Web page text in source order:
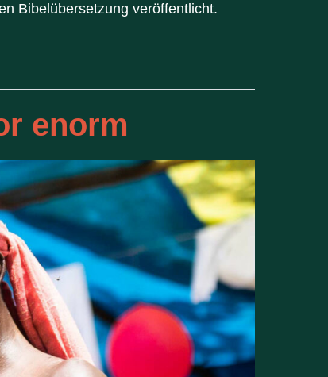
Bibelübersetzung veröffentlicht.
enorm